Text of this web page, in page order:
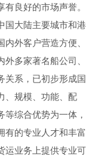
良好的市场声誉。
国大陆主要城市和港
外客户营造方便、
多家著名船公司、
关系，已初步形成国
、规模、功能、配
综合优势为一体，
有的专业人才和丰富
运业务上提供专业可